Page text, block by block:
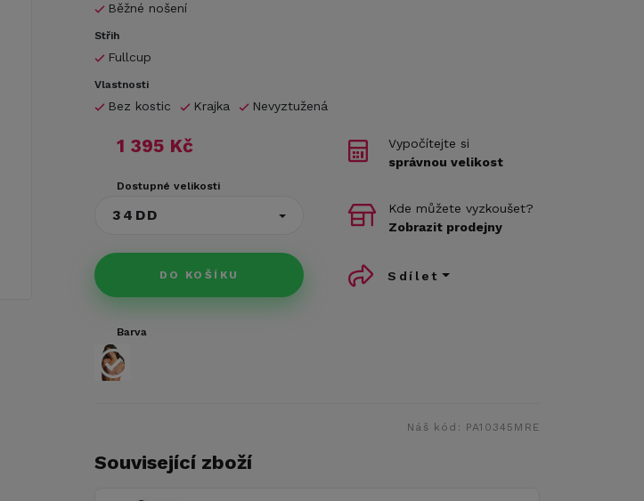
Běžné nošení
Střih
Fullcup
Vlastnosti
Bez kostic Krajka Nevyztužená
1 395 Kč
Dostupné velikosti
34DD
DO KOŠÍKU
Vypočítejte si
správnou velikost
Kde můžete vyzkoušet?
Zobrazit prodejny
Sdílet
Barva
Náš kód: PA10345MRE
Související zboží